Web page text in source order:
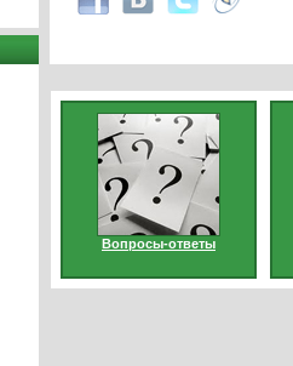
Вопросы-ответы